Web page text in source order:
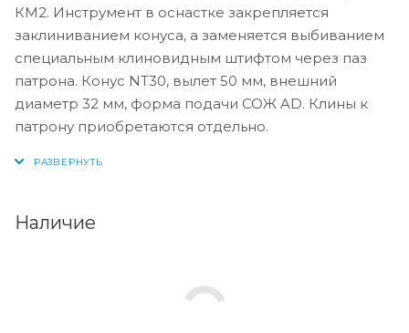
КМ2. Инструмент в оснастке закрепляется
заклиниванием конуса, а заменяется выбиванием
специальным клиновидным штифтом через паз
патрона. Конус NT30, вылет 50 мм, внешний
диаметр 32 мм, форма подачи СОЖ AD. Клины к
патрону приобретаются отдельно.
Наличие